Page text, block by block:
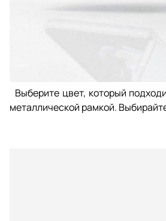
Выберите цвет, который
металлической рамкой.